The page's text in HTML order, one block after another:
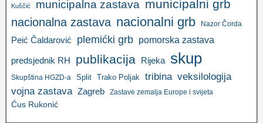
Kuščić municipalna zastava municipalni grb
nacionalna zastava nacionalni grb Nazor Čorda
Peić Čaldarović plemićki grb pomorska zastava
predsjednik RH publikacija Rijeka skup
Skupština HGZD-a Split Trako Poljak tribina veksilologija
vojna zastava Zagreb Zastave zemalja Europe i svijeta
Ćus Rukonić